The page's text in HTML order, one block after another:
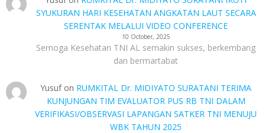
SYUKURAN HARI KESEHATAN ANGKATAN LAUT SECARA
SERENTAK MELALUI VIDEO CONFERENCE
10 October, 2025
Semoga Kesehatan TNI AL semakin sukses, berkembang
dan bermartabat
Yusufon RUMKITAL Dr. MIDIYATO SURATANI TERIMA
KUNJUNGAN TIM EVALUATOR PUS RB TNI DALAM
VERIFIKASI/OBSERVASI LAPANGAN SATKER TNI MENUJU
WBK TAHUN 2025